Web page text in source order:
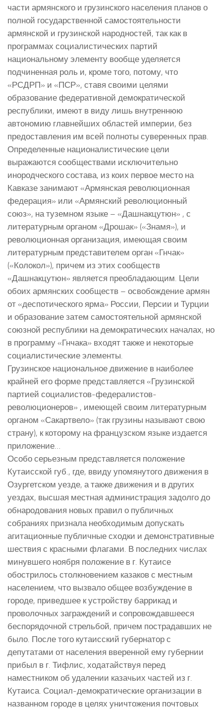
части армянского и грузинского населения планов о
полной государственной самостоятельности
армянской и грузинской народностей, так как в
программах социалистических партий
национальному элементу вообще уделяется
подчиненная роль и, кроме того, потому, что
«РСДРП» и «ПСР», ставя своими целями
образование федеративной демократической
республики, имеют в виду лишь внутреннюю
автономию главнейших областей империи, без
предоставления им всей полноты суверенных прав.
Определенные националистические цели
выражаются сообществами исключительно
инородческого состава, из коих первое место на
Кавказе занимают «Армянская революционная
федерация» или «Армянский революционный
союз», на туземном языке – «Дашнакцутюн» , с
литературным органом «Дрошак» («Знамя»), и
революционная организация, имеющая своим
литературным представителем орган «Гнчак»
(«Колокол»), причем из этих сообществ
«Дашнакцутюн» является преобладающим. Цели
обоих армянских сообществ – освобождение армян
от «деспотического ярма» России, Персии и Турции
и образование затем самостоятельной армянской
союзной республики на демократических началах, но
в программу «Гнчака» входят также и некоторые
социалистические элементы.
Грузинское национальное движение в наиболее
крайней его форме представляется «Грузинской
партией социалистов-федералистов-
революционеров» , имеющей своим литературным
органом «Сакартвело» (так грузины называют свою
страну), к которому на французском языке издается
приложение…
Особо серьезным представляется положение
Кутаисской губ., где, ввиду упомянутого движения в
Озургетском уезде, а также движения и в других
уездах, высшая местная администрация задолго до
обнародования новых правил о публичных
собраниях признала необходимым допускать
агитационные публичные сходки и демонстративные
шествия с красными флагами. В последних числах
минувшего ноября положение в г. Кутаисе
обострилось столкновением казаков с местным
населением, что вызвало общее возбуждение в
городе, приведшее к устройству баррикад и
проволочных заграждений и сопровождавшееся
беспорядочной стрельбой, причем пострадавших не
было. После того кутаисский губернатор с
депутатами от населения вверенной ему губернии
прибыл в г. Тифлис, ходатайствуя перед
наместником об удалении казачьих частей из г.
Кутаиса. Социал-демократические организации в
названном городе в целях уничтожения почтовых